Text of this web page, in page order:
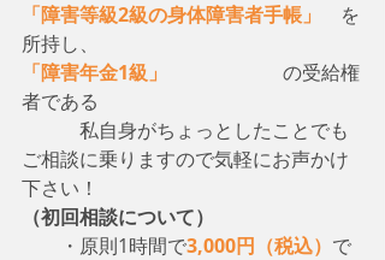
「障害等級2級の身体障害者手帳」
を
所持し、
「障害年金1級」
の受給権
者である
私自身がちょっとしたことでも
ご相談に乗りますので気軽にお声かけ
下さい！
（初回相談について）
・原則1時間で3,000円（税込） で